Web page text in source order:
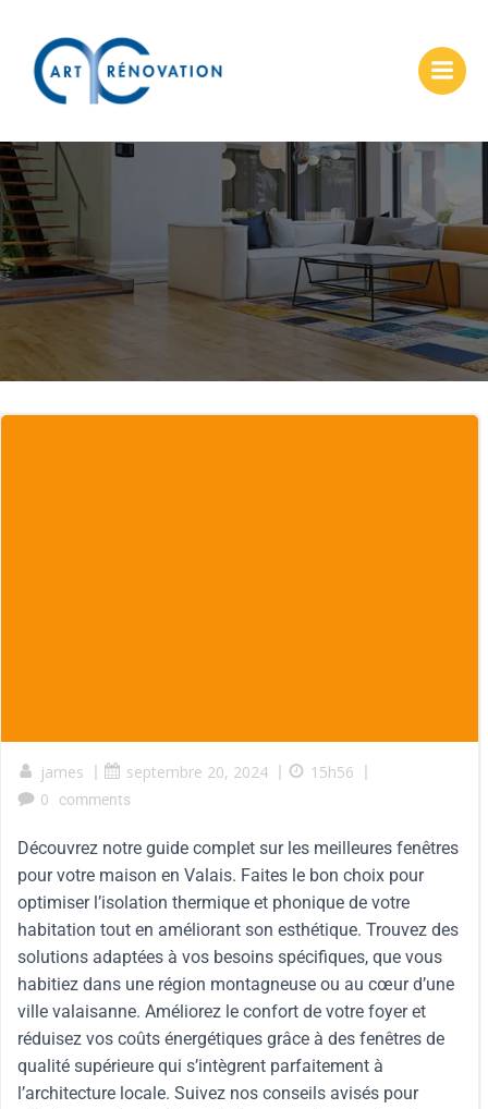
james | septembre 20, 2024 | 15h56 |
0
comments
Découvrez notre guide complet sur les meilleures fenêtres
pour votre maison en Valais. Faites le bon choix pour
optimiser l’isolation thermique et phonique de votre
habitation tout en améliorant son esthétique. Trouvez des
solutions adaptées à vos besoins spécifiques, que vous
habitiez dans une région montagneuse ou au cœur d’une
ville valaisanne. Améliorez le confort de votre foyer et
réduisez vos coûts énergétiques grâce à des fenêtres de
qualité supérieure qui s’intègrent parfaitement à
l’architecture locale. Suivez nos conseils avisés pour